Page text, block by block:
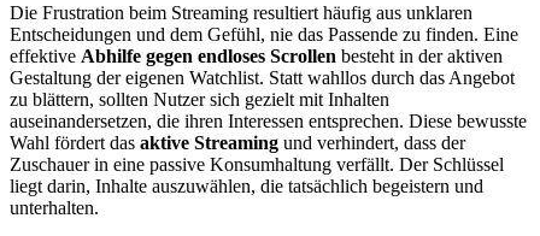
Die Frustration beim Streaming resultiert häufig aus unklaren
Entscheidungen und dem Gefühl, nie das Passende zu finden. Eine
effektive Abhilfe gegen endloses Scrollen besteht in der aktiven
Gestaltung der eigenen Watchlist. Statt wahllos durch das Angebot
zu blättern, sollten Nutzer sich gezielt mit Inhalten
auseinandersetzen, die ihren Interessen entsprechen. Diese bewusste
Wahl fördert das aktive Streaming und verhindert, dass der
Zuschauer in eine passive Konsumhaltung verfällt. Der Schlüssel
liegt darin, Inhalte auszuwählen, die tatsächlich begeistern und
unterhalten.